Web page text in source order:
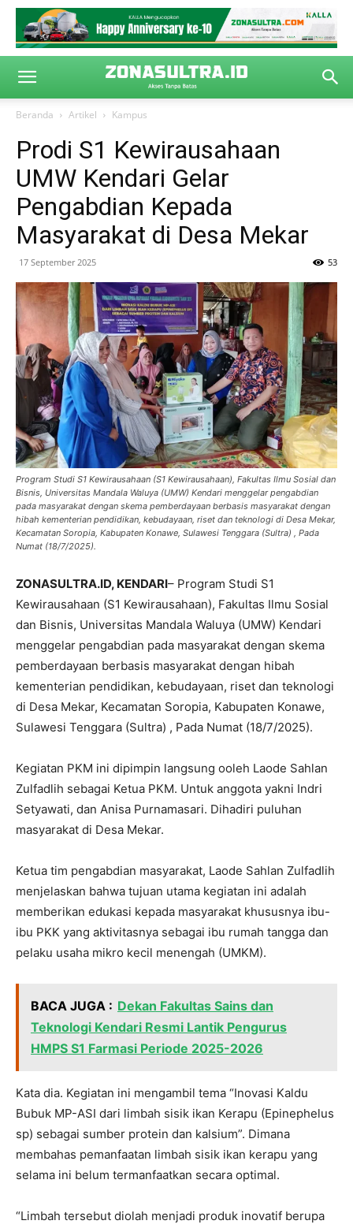
Beranda Artikel Kampus
Prodi S1 Kewirausahaan
UMW Kendari Gelar
Pengabdian Kepada
Masyarakat di Desa Mekar
17 September 2025 53
Program Studi S1 Kewirausahaan (S1 Kewirausahaan), Fakultas Ilmu Sosial dan
Bisnis, Universitas Mandala Waluya (UMW) Kendari menggelar pengabdian
pada masyarakat dengan skema pemberdayaan berbasis masyarakat dengan
hibah kementerian pendidikan, kebudayaan, riset dan teknologi di Desa Mekar,
Kecamatan Soropia, Kabupaten Konawe, Sulawesi Tenggara (Sultra) , Pada
Numat (18/7/2025).
ZONASULTRA.ID, KENDARI– Program Studi S1
Kewirausahaan (S1 Kewirausahaan), Fakultas Ilmu Sosial
dan Bisnis, Universitas Mandala Waluya (UMW) Kendari
menggelar pengabdian pada masyarakat dengan skema
pemberdayaan berbasis masyarakat dengan hibah
kementerian pendidikan, kebudayaan, riset dan teknologi
di Desa Mekar, Kecamatan Soropia, Kabupaten Konawe,
Sulawesi Tenggara (Sultra) , Pada Numat (18/7/2025).
Kegiatan PKM ini dipimpin langsung ooleh Laode Sahlan
Zulfadlih sebagai Ketua PKM. Untuk anggota yakni Indri
Setyawati, dan Anisa Purnamasari. Dihadiri puluhan
masyarakat di Desa Mekar.
Ketua tim pengabdian masyarakat, Laode Sahlan Zulfadlih
menjelaskan bahwa tujuan utama kegiatan ini adalah
memberikan edukasi kepada masyarakat khususnya ibu-
ibu PKK yang aktivitasnya sebagai ibu rumah tangga dan
pelaku usaha mikro kecil menengah (UMKM).
BACA JUGA : Dekan Fakultas Sains dan
Teknologi Kendari Resmi Lantik Pengurus
HMPS S1 Farmasi Periode 2025-2026
Kata dia. Kegiatan ini mengambil tema “Inovasi Kaldu
Bubuk MP-ASI dari limbah sisik ikan Kerapu (Epinephelus
sp) sebagai sumber protein dan kalsium”. Dimana
membahas pemanfaatan limbah sisik ikan kerapu yang
selama ini belum termanfaatkan secara optimal.
“Limbah tersebut diolah menjadi produk inovatif berupa